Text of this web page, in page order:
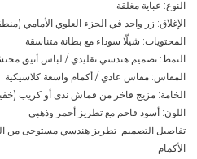
النوع: عباية مغلقة
الإغلاق: زر واحد في الجزء العلوي الأمامي
المحتويات: شيلّا سوداء مع بطانة متناسقة
النمط: تصميم هندسي تقليدي / لباس أنيق
المقاس: مقاس عادي / أكمام واسعة كلاسيكية
الخامة: مزيج فاخر من قماش ندى أو كريب
اللون: أسود فاحم مع تطريز أحمر وذهبي
تفاصيل التصميم: تطريز هندسي مستوحى من
الأكمام